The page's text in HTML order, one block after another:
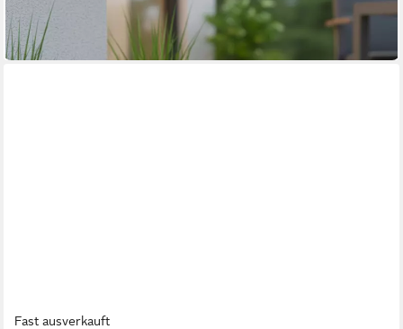
Brunnen mit LED Beleuchtung
159,99 €
in 2-3 Werktagen bei dir
Fast ausverkauft